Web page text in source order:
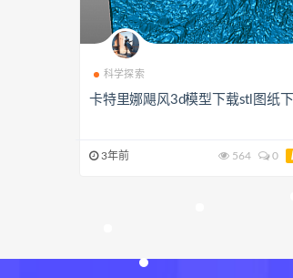
科学探索
卡特里娜飓风3d模型下载stl图纸
3年前 564 0